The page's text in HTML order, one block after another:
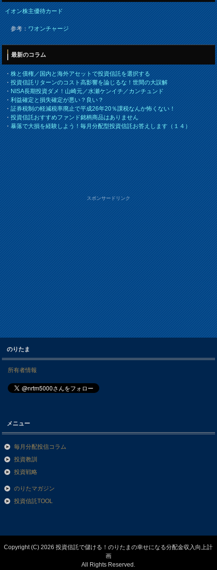
イオン株主優待カード
参考：ワオンチャージ
最新のコラム
・株と債権／国内と海外アセットで投資信託を選択する
・投資信託リターンのコスト高影響を論じるな！世間の大誤解
・NISA長期投資ダメ！山崎元／水瀬ケンイチ／カンチュンド
・利益確定と損失確定が悪い？良い？
・証券税制の軽減税率廃止で平成26年20％課税なんか怖くない！
・投資信託おすすめファンド銘柄商品はありません
・暴落で大損を経験しよう！毎月分配型投資信託お答えします（１４）
スポンサードリンク
のりたま
所有者情報
メニュー
毎月分配投信コラム
投資教訓
投資戦略
のりたマガジン
投資信託TOOL
Copyright (C) 2026 投資信託で儲ける！のりたまの幸せになる分配金収入向上計
画
All Rights Reserved.